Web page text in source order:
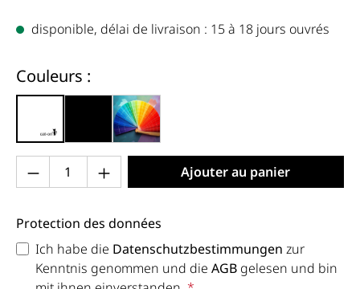
disponible, délai de livraison : 15 à 18 jours ouvrés
Couleurs :
blanc brillant (000x)
noir mat (013x)couleur personnalisée (999)
Produkt Anzahl: Gib den gewünschten
Ajouter au panier
Protection des données
Ich habe die Datenschutzbestimmungen zur
Kenntnis genommen und die AGB gelesen und bin